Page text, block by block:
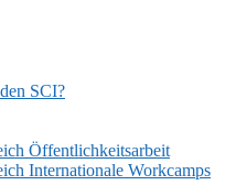
SCI?
Öffentlichkeitsarbeit
Internationale Workcamps